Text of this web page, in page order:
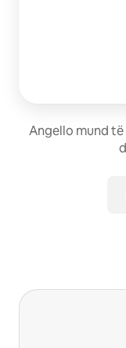
Angello mund